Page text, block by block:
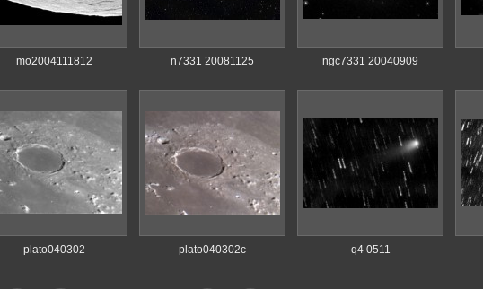
mo2004111812 n7331 20081125 ngc7331 20040909
plato040302 plato040302c q4 0511